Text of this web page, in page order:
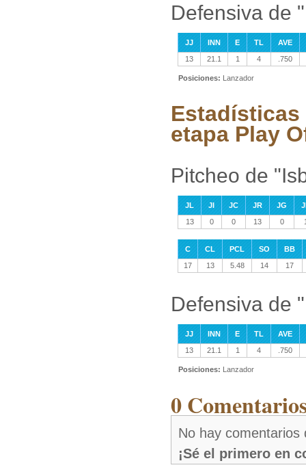
Defensiva de
JJ INN E TL
AVE
13
21.1 1 4 .750
Posiciones: Lanzador
etapa Play
Pitcheo de
JL JI JC JR JG
13
0 0 13 0
C CL PCL SO
BB
17
13 5.48 14 17
Defensiva de
JJ INN E TL
AVE
13
21.1 1 4 .750
Posiciones: Lanzador
0
No hay comentarios
¡Sé el primero en